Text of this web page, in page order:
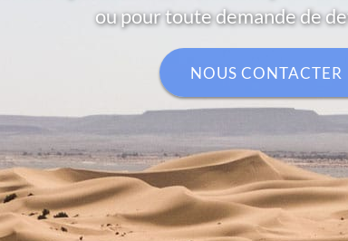
ou pour toute demande de
NOUS CONTACTER